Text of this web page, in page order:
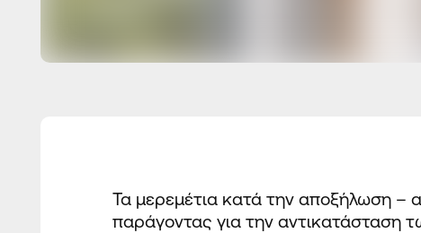
Τα μερεμέτια κατά την αποξήλωση –
παράγοντας για την αντικατάσταση